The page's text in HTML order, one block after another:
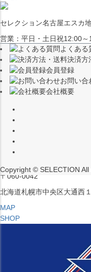
セレクション名古屋エスカ
営業：平日・土日祝12:00～
（※15:00～16:00はメンテ
〒453-0015
愛知県名古屋市中村区椿町６
MAP
SHOP
セレクション ポップアップ
営業：平日・土日祝12:00～
〒060-0042
北海道札幌市中央区大通西
MAP
SHOP
よくある
決済方
会員登録
お問い合
会社概要
Copyright © SELECTION